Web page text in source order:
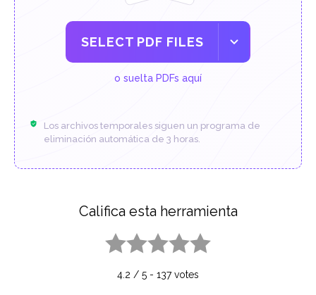
SELECT PDF FILES
o suelta PDFs aquí
Los archivos temporales siguen un programa de
eliminación automática de 3 horas.
Califica esta herramienta
4.2 / 5 - 137votes